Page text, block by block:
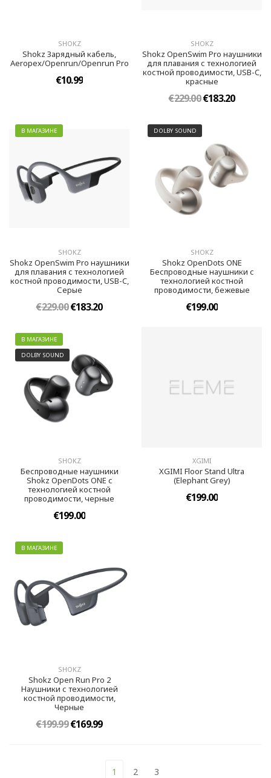
SHOKZ
Shokz Зарядный кабель,
Aeropex/Openrun/Openrun Pro
€10.99
SHOKZ
Shokz OpenSwim Pro наушники
для плавания с технологией
костной проводимости, USB-C,
красные
€229.00€183.20
В МАГАЗИНЕ
SHOKZ
Shokz OpenSwim Pro наушники
для плавания с технологией
костной проводимости, USB-C,
Серые
€229.00€183.20
DOLBY SOUND
SHOKZ
Shokz OpenDots ONE
Беспроводные наушники с
технологией костной
проводимости, бежевые
€199.00
В МАГАЗИНЕ
DOLBY SOUND
SHOKZ
Беспроводные наушники
Shokz OpenDots ONE с
технологией костной
проводимости, черные
€199.00
XGIMI
XGIMI Floor Stand Ultra
(Elephant Grey)
€199.00
В МАГАЗИНЕ
SHOKZ
Shokz Open Run Pro 2
Наушники с технологией
костной проводимости,
Черныe
€199.99€169.99
1 2 3